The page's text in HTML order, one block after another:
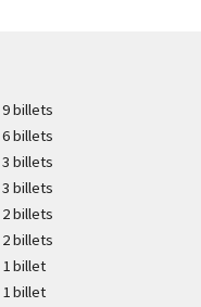
9 billets
6 billets
3 billets
3 billets
2 billets
2 billets
1 billet
1 billet